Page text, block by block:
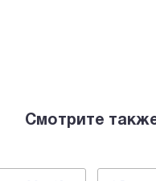
Смотрите